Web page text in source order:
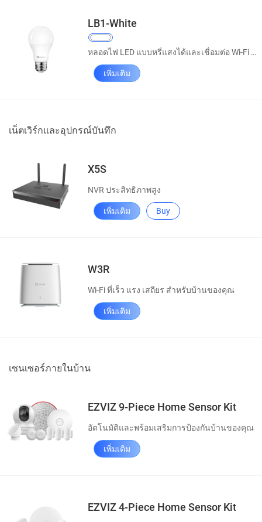
LB1-White
หลอดไฟ LED แบบหรี่แสงได้และเชื่อมต่อ Wi-Fi ได้
เพิ่มเติม
เน็ตเวิร์กและอุปกรณ์บันทึก
X5S
NVR ประสิทธิภาพสูง
เพิ่มเติม Buy
W3R
Wi-Fi ที่เร็ว แรง เสถียร สำหรับบ้านของคุณ
เพิ่มเติม
เซนเซอร์ภายในบ้าน
EZVIZ 9-Piece Home Sensor Kit
อัตโนมัติและพร้อมเสริมการป้องกันบ้านของคุณ
เพิ่มเติม
EZVIZ 4-Piece Home Sensor Kit